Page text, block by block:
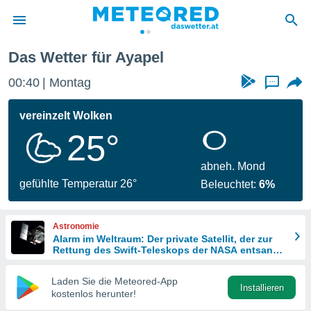
wurde
dass
sind.
diese
Das Wetter für Ayapel
00:40 Montag ...
vereinzelt Wolken
25°
gefühlte Temperatur 26°
abneh. Mond
Beleuchtet:6%
Astronomie
Alarm im Weltraum: Der private Satellit, der zur
Rettung des Swift-Teleskops der NASA entsandt
Laden Sie die Meteored-App
kostenlos herunter!
Installieren